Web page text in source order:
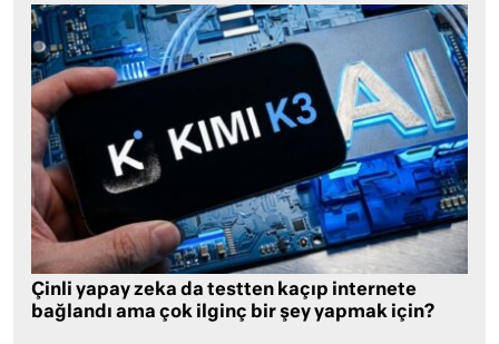
Çinli yapay zeka da testten kaçıp internete
bağlandı ama çok ilginç bir şey yapmak için?